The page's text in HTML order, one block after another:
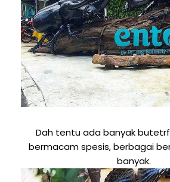
Dah tentu ada banyak
bermacam spesis, berbagai
banyak.